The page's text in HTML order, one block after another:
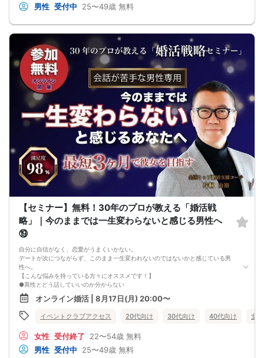
恋愛・婚活の具体的な方法をお伝えします。
【婚活戦略セミナーで得られるメリットは！】
●婚活パーティーやマッチングアプリで結果を出せるようになる
●異性とのコミュニケーションのポイントが理解できる
●好きになった女性との関係を続けられるようになる
まずは、異性が求めていることを理解し、
それを提供できる自分自身に変化していくことにより、
はじめて自分が好きな異性が自分を好きになってくれるようになり、
恋愛婚活が上手くいくようになります。
異性が求めていることを理解し、
それを自然に伝えられる自分に変わることで、
好きな女性から選ばれるようになります。
婚活戦略セミナーでは、恋愛や婚活で悩む男性が
短期間で変化と成果を実感できる方法をお伝えします。
【注意事項】
・セミナー中はカメラをオン（お顔を出して）での受講をお願いします。
（屋外、車内からのご参加や、途中入室、退出はご遠慮下さい。）
【キャンセル規定】
セミナー準備の都合上、当日無断キャンセルの場合は、3,000円のキャンセル料を
お支払いいただきます。
男性 受付中 25〜49歳 無料
【セミナー】無料！30年のプロが教える「婚活戦
略」｜今のままでは一生変わらないと感じる男性へ
⑲
自分に自信がなく、恋愛がうまくいかない。
デートが次につながらず、このまま一生変われないのではないかと感じている男
性へ。
【こんな悩みを持っている方々にオススメです！】
●異性とどう話していいのか分からない
●婚活パーティー、合コンで上手くいかない
●デートやお見合いが２回目につながらない
●今のままでは一生変わらない気がする
●異性から断られると、自分の人格を否定されている気分になる
最短3ヶ月で彼女ができる可能性を高め、1年以内の結婚を目指すための
恋愛・婚活の具体的な方法をお伝えします。
【婚活戦略セミナーで得られるメリットは！】
オンライン婚活 | 8月17日(月) 20:00〜
イベントクラブアクセス 20代向け 30代向け 40代向け 女
女性 受付終了 22〜54歳 無料
男性 受付中 25〜49歳 無料